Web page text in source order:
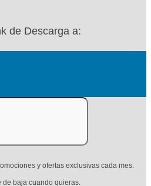
de Descarga a:
y ofertas exclusivas cada mes.
de baja cuando quieras.